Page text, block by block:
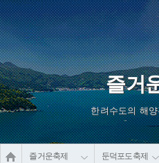
즐거
한려수도의 해
즐거운축제 둔덕포도축제